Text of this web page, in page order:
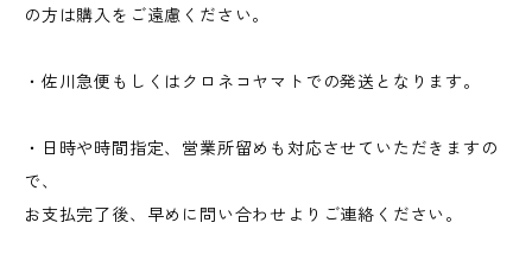
の方は購入をご遠慮ください。
・佐川急便もしくはクロネコヤマトでの発送となります。
・日時や時間指定、営業所留めも対応させていただきますの
で、
お支払完了後、早めに問い合わせよりご連絡ください。